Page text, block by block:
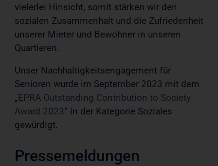
vielerlei Hinsicht, somit stärken wir den
sozialen Zusammenhalt und die Zufriedenheit
unserer Mieter und Bewohner in unseren
Quartieren.
Unser Nachhaltigkeitsengagement für
Senioren wurde im September 2023 mit dem
„EPRA Outstanding Contribution to Society
Award 2023“ in der Kategorie Soziales
gewürdigt.
Pressemeldungen